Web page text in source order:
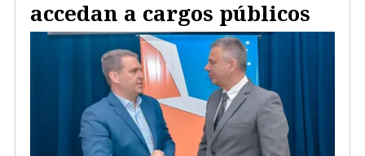
accedan a cargos públicos